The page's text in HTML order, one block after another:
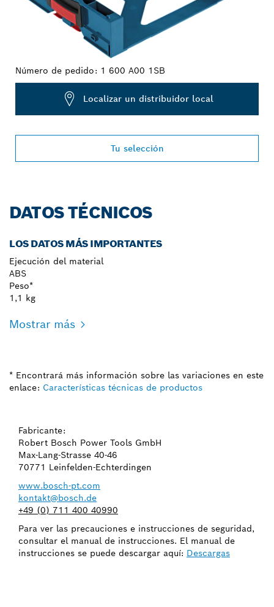
Número de pedido: 1 600 A00 1SB
Localizar un distribuidor local
Tu selección
DATOS TÉCNICOS
LOS DATOS MÁS IMPORTANTES
Ejecución del material
ABS
Peso*
1,1 kg
Mostrar más
* Encontrará más información sobre las variaciones en este
enlace: Características técnicas de productos
Fabricante:
Robert Bosch Power Tools GmbH
Max-Lang-Strasse 40-46
70771 Leinfelden-Echterdingen
www.bosch-pt.com
kontakt@bosch.de
+49 (0) 711 400 40990
Para ver las precauciones e instrucciones de seguridad,
consultar el manual de instrucciones. El manual de
instrucciones se puede descargar aquí: Descargas